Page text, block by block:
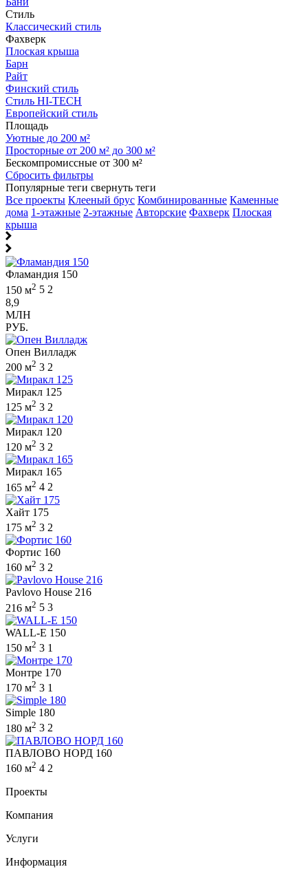
Стиль
Классический стиль
Фахверк
Плоская крыша
Барн
Райт
Финский стиль
Стиль HI-TECH
Европейский стиль
Площадь
Уютные до 200 м²
Просторные от 200 м² до 300 м²
Бескомпромиссные от 300 м²
Сбросить фильтры
Популярные теги свернуть теги
Все проекты Клееный брус Комбинированные Каменные
дома 1-этажные 2-этажные Авторские Фахверк Плоская
крыша
Фламандия 150
150 м2 5 2
8,9
МЛН
РУБ.
Опен Вилладж
200 м2 3 2
Миракл 125
125 м2 3 2
Миракл 120
120 м2 3 2
Миракл 165
165 м2 4 2
Хайт 175
175 м2 3 2
Фортис 160
160 м2 3 2
Pavlovo House 216
216 м2 5 3
WALL-E 150
150 м2 3 1
Монтре 170
170 м2 3 1
Simple 180
180 м2 3 2
ПАВЛОВО НОРД 160
160 м2 4 2
Проекты
Компания
Услуги
Информация